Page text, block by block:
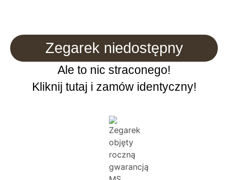
Zegarek niedostępny
Ale to nic straconego!
Kliknij tutaj i zamów identyczny!